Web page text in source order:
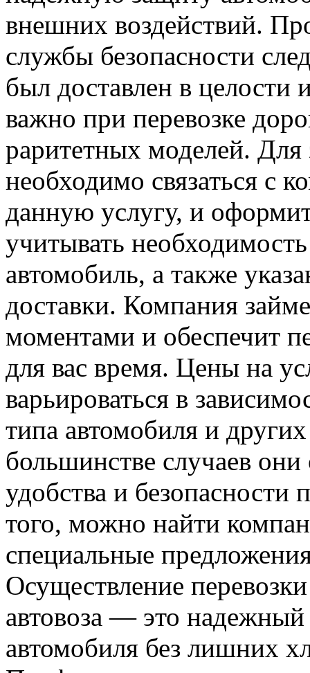
внешних воздействий.
службы безопасности
был доставлен в целости
важно при перевозке
раритетных моделей. Для
необходимо связаться с
данную услугу, и
учитывать
автомобиль, а также
доставки. Компания
моментами и обеспечит
для вас время. Цены на
варьироваться в
типа автомобиля и
большинстве случаев они
удобства и безопасности
того, можно найти
специальные
Осуществление
автовоза — это
автомобиля без лишних